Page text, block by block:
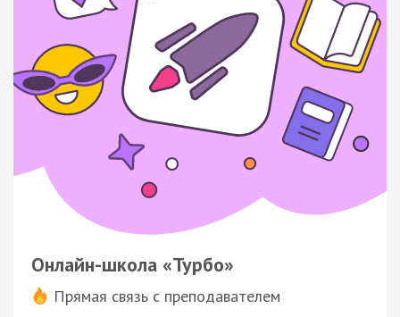
Онлайн-школа «Турбо»
Прямая связь с преподавателем